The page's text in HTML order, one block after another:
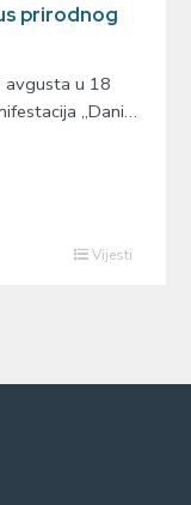
prirodnog
avgusta u 18
„Dani…
Vijesti